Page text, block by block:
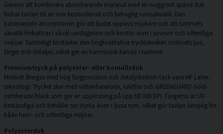
Genom att kombinera absorberande material med en noggrant spänd duk
bidrar tavlan till en mer kontrollerad och behaglig rumsakustik. Den
balanserade absorptionen gör att ljudet upplevs mjukare och att rummets
akustik förbättras i såväl vardagsrum och kontor som i sovrum och offentliga
miljöer. Samtidigt förstärker den högkvalitativa trycktekniken motivets ljus,
färger och detaljer, vilket ger en harmonisk känsla i rummet.
Premiumtryck på polyester- eller bomullsduk
Motivet återges med hög färgprecision och detaljrikedom tack vare HP Latex-
teknologi. Trycket sker med vattenbaserade, luktfria och GREENGUARD Gold-
certifierade bläck som ger en upplösning på upp till 300 DPI. Färgerna är UV-
beständiga och behåller sin styrka även i ljusa rum, vilket gör tavlan lämplig för
både hem- och offentliga miljöer.
Polyesterduk